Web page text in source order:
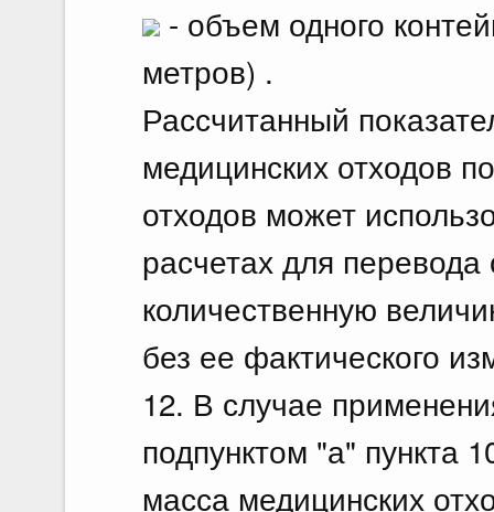
- объем одного
метров) .
Рассчитанный
медицинских отходов
отходов может
расчетах для
количественную
без ее фактического
12. В случае
подпунктом "а" пункта
масса медицинских